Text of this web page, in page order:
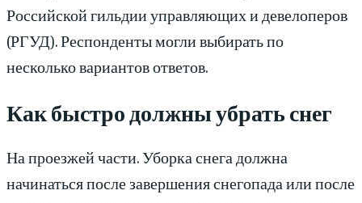
Российской гильдии управляющих и девелоперов
(РГУД). Респонденты могли выбирать по
несколько вариантов ответов.
Как быстро должны убрать снег
На проезжей части. Уборка снега должна
начинаться после завершения снегопада или после